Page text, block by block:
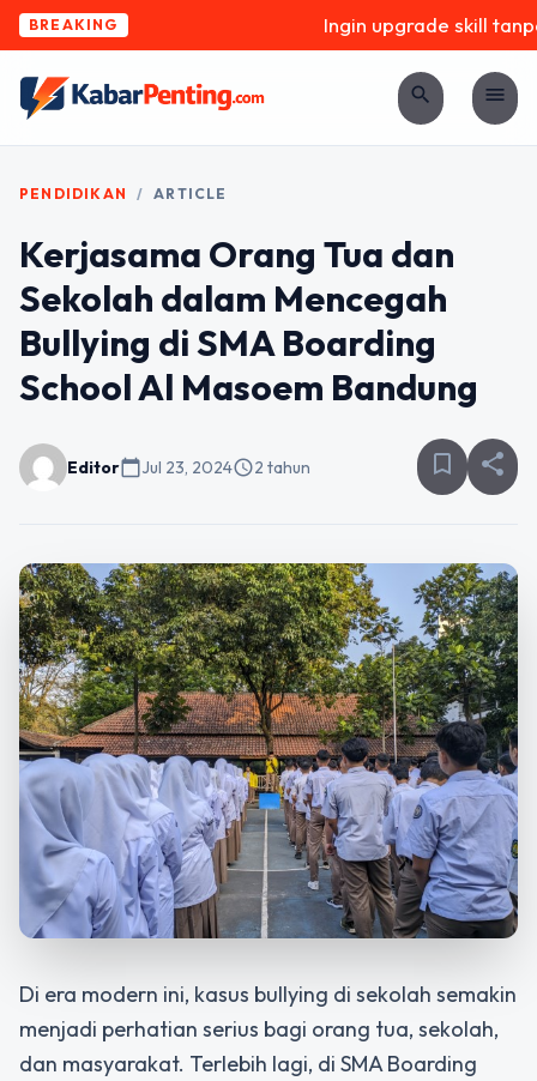
BREAKING Ingin upgrade skill
search menu
PENDIDIKAN / ARTICLE
Kerjasama Orang Tua dan
Sekolah dalam Mencegah
Bullying di SMA Boarding
School Al Masoem Bandung
Editorcalendar_todayJul 23, 2024schedule2 tahun bookmark_border share
Di era modern ini, kasus bullying di sekolah semakin
menjadi perhatian serius bagi orang tua, sekolah,
dan masyarakat. Terlebih lagi, di SMA Boarding